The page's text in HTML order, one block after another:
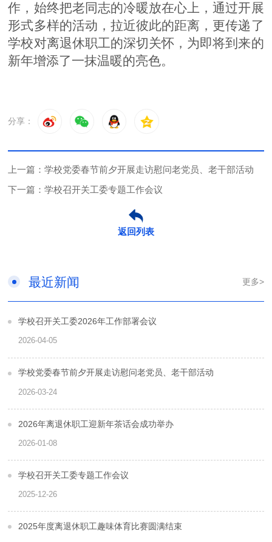
作，始终把老同志的冷暖放在心上，通过开展
形式多样的活动，拉近彼此的距离，更传递了
学校对离退休职工的深切关怀，为即将到来的
新年增添了一抹温暖的亮色。
分享：
上一篇：学校党委春节前夕开展走访慰问老党员、老干部活动
下一篇：学校召开关工委专题工作会议
返回列表
最近新闻 更多>
学校召开关工委2026年工作部署会议
2026-04-05
学校党委春节前夕开展走访慰问老党员、老干部活动
2026-03-24
2026年离退休职工迎新年茶话会成功举办
2026-01-08
学校召开关工委专题工作会议
2025-12-26
​2025年度离退休职工趣味体育比赛圆满结束